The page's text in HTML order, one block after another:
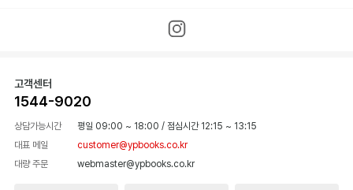
고객센터
1544-9020
상담가능시간 평일 09:00 ~ 18:00 / 점심시간 12:15 ~ 13:15
대표 메일
customer@ypbooks.co.kr
대량 주문
webmaster@ypbooks.co.kr